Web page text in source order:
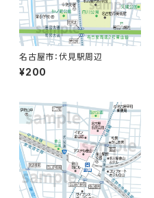
名古屋市：伏見駅周辺
¥200